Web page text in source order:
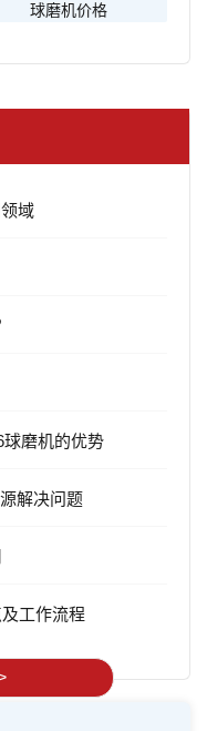
球磨机价格
域
球磨机的优势
解决问题
工作流程